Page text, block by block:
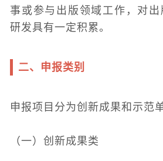
事或参与出版领域工作，对
研发具有一定积累。
二、申报类别
申报项目分为创新成果和示范
（一）创新成果类